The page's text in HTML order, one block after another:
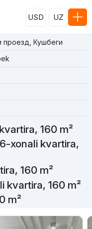
USD UZ
проезд, Кушбеги
160 m²
xonali kvartira,
160 m²
kvartira, 160 m²
m²